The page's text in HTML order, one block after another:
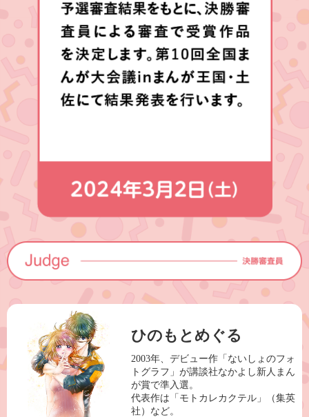
ひのもとめぐる
2003年、デビュー作「ないしょのフォ
トグラフ」が講談社なかよし新人まん
が賞で準入選。
代表作は「モトカレカクテル」（集英
社）など。